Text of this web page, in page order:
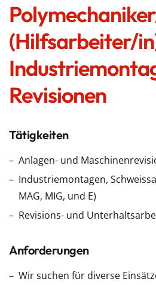
(Hilfsarbeiter/
Revisionen
Tätigkeiten
Anlagen- und
Industriemontagen,
MAG, MIG, und E)
Revisions- und
Anforderungen
Wir suchen für diverse